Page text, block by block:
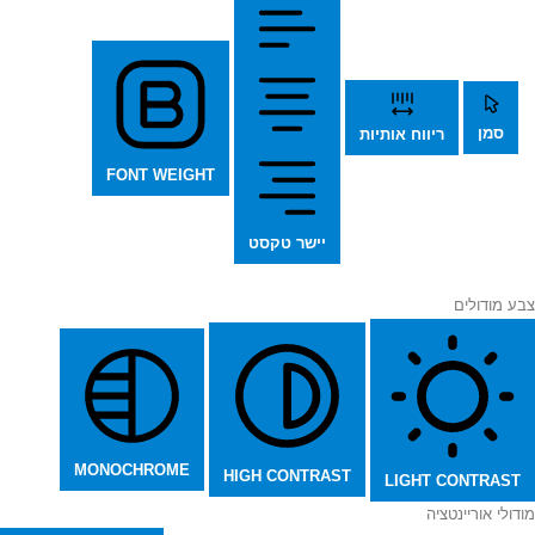
סמן ריווח אותיות
יישר טקסט
FONT WEIGHT
צבע מודולים
LIGHT CONTRAST
HIGH CONTRAST
MONOCHROME
מודולי אוריינטציה